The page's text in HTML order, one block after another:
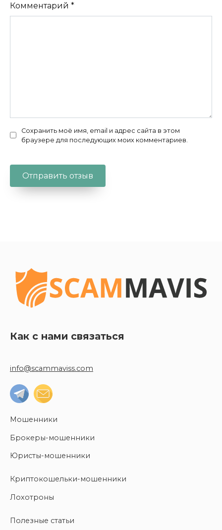
Комментарий *
Сохранить моё имя, email и адрес сайта в этом
браузере для последующих моих комментариев.
Как с нами связаться
info@scammaviss.com
Мошенники
Брокеры-мошенники
Юристы-мошенники
Криптокошельки-мошенники
Лохотроны
Полезные статьи